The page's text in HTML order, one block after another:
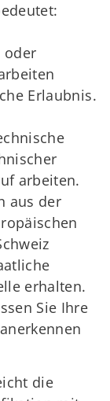
oder
Erlaubnis.
arbeiten.
aus der
erhalten.
Sie Ihre
die